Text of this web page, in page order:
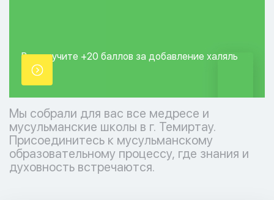
Вы получите +20 баллов за добавление халяль
точки.
Мы собрали для вас все медресе и
мусульманские школы в г. Темиртау.
Присоединитесь к мусульманскому
образовательному процессу, где знания и
духовность встречаются.